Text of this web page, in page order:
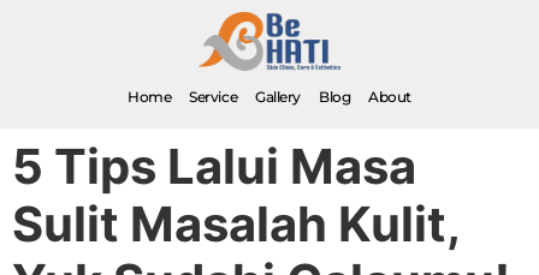
Home Service Gallery Blog About
5 Tips Lalui Masa
Sulit Masalah Kulit,